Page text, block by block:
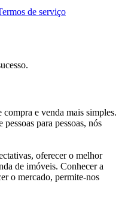
de serviço
e venda mais simples.
para pessoas, nós
oferecer o melhor
de imóveis. Conhecer a
o mercado, permite-nos